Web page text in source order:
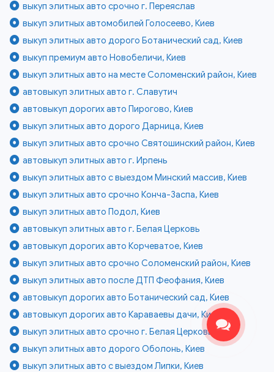
выкуп элитных авто срочно г. Переяслав
выкуп элитных автомобилей Голосеево, Киев
выкуп элитных авто дорого Ботанический сад, Киев
выкуп премиум авто Новобеличи, Киев
выкуп элитных авто на месте Соломенский район, Киев
автовыкуп элитных авто г. Славутич
автовыкуп дорогих авто Пирогово, Киев
выкуп элитных авто дорого Дарница, Киев
выкуп элитных авто срочно Святошинский район, Киев
автовыкуп элитных авто г. Ирпень
выкуп элитных авто с выездом Минский массив, Киев
выкуп элитных авто срочно Конча-Заспа, Киев
выкуп элитных авто Подол, Киев
автовыкуп элитных авто г. Белая Церковь
автовыкуп дорогих авто Корчеватое, Киев
выкуп элитных авто срочно Соломенский район, Киев
выкуп элитных авто после ДТП Феофания, Киев
автовыкуп дорогих авто Ботанический сад, Киев
автовыкуп дорогих авто Караваевы дачи, Киев
выкуп элитных авто срочно г. Белая Церковь
выкуп элитных авто дорого Оболонь, Киев
выкуп элитных авто с выездом Липки, Киев